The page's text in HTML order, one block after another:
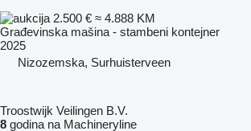
2.500 € ≈ 4.888 KM
Građevinska mašina - stambeni kontejner
2025
Nizozemska, Surhuisterveen
Troostwijk Veilingen B.V.
8 godina na Machineryline